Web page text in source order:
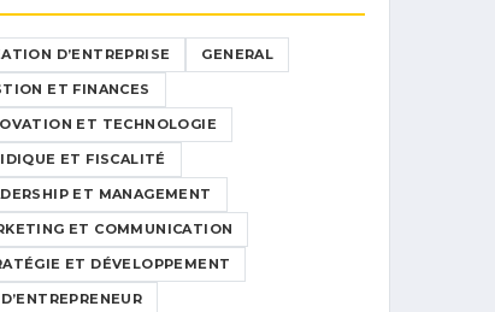
D’ENTREPRISE GENERAL
ET FINANCES
ET TECHNOLOGIE
ET FISCALITÉ
ET MANAGEMENT
ET COMMUNICATION
ET DÉVELOPPEMENT